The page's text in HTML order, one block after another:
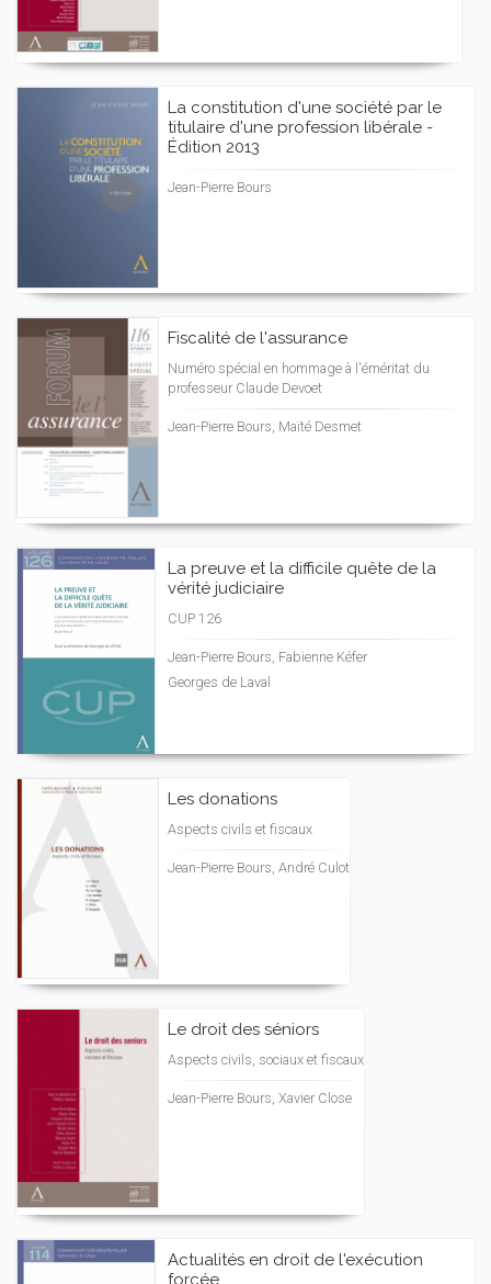
La constitution d'une société par le
titulaire d'une profession libérale -
Édition 2013
Jean-Pierre Bours
Fiscalité de l'assurance
Numéro spécial en hommage à l'éméritat du
professeur Claude Devoet
Jean-Pierre Bours, Maïté Desmet
La preuve et la difficile quête de la
vérité judiciaire
CUP 126
Jean-Pierre Bours, Fabienne Kéfer
Georges de Laval
Les donations
Aspects civils et fiscaux
Jean-Pierre Bours, André Culot
Le droit des séniors
Aspects civils, sociaux et fiscaux
Jean-Pierre Bours, Xavier Close
Actualités en droit de l'exécution
forcée